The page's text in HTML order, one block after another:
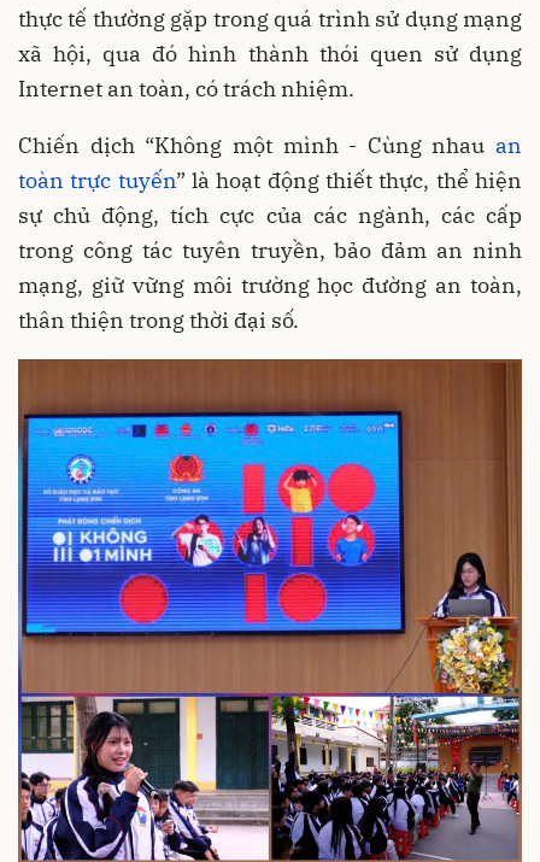
thực tế thường gặp trong quá trình sử dụng mạng
xã hội, qua đó hình thành thói quen sử dụng
Internet an toàn, có trách nhiệm.
Chiến dịch “Không một mình - Cùng nhau an
toàn trực tuyến” là hoạt động thiết thực, thể hiện
sự chủ động, tích cực của các ngành, các cấp
trong công tác tuyên truyền, bảo đảm an ninh
mạng, giữ vững môi trường học đường an toàn,
thân thiện trong thời đại số.